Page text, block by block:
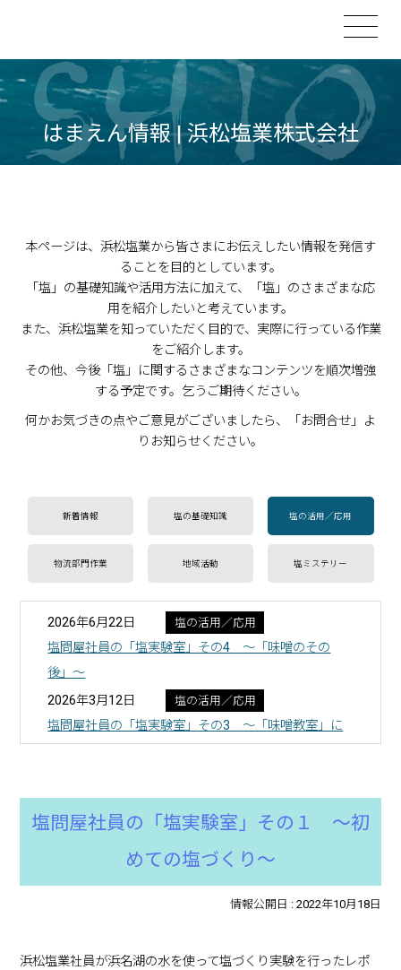
はまえん情報 | 浜松塩業株式会社
本ページは、浜松塩業から皆さまにお伝えしたい情報を発信す
ることを目的としています。
「塩」の基礎知識や活用方法に加えて、「塩」のさまざまな応
用を紹介したいと考えています。
また、浜松塩業を知っていただく目的で、実際に行っている作業
をご紹介します。
その他、今後「塩」に関するさまざまなコンテンツを順次増強
する予定です。乞うご期待ください。
何かお気づきの点やご意見がございましたら、「お問合せ」よ
りお知らせください。
新着情報 塩の基礎知識 塩の活用／応用
物流部門作業 地域活動 塩ミステリー
2026年6月22日 塩の活用／応用
塩問屋社員の「塩実験室」その4 ～「味噌のその
後」～
2026年3月12日
塩の活用／応用
塩問屋社員の「塩実験室」その3 ～「味噌教室」に
2023年11月6日
塩の活用／応用
塩問屋社員の「塩実験室」その２ ～初めての漬け物
塩の活用／応用
方について
塩問屋社員の「塩実験室」その１ ～初
めての塩づくり～
情報公開日 : 2022年10月18日
浜松塩業社員が浜名湖の水を使って塩づくり実験を行ったレポ